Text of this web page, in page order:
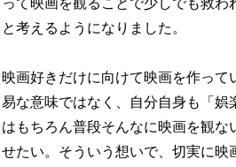
と考えるようになりました。
映画好きだけに向けて映画を作っ
易な意味ではなく、自分自身も「
はもちろん普段そんなに映画を観
せたい。そういう想いで、切実に映